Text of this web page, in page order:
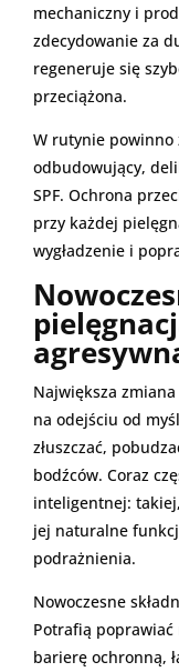
mechaniczny i
zdecydowanie za
regeneruje się
przeciążona.
W rutynie powinno
odbudowujący,
SPF. Ochrona
przy każdej
wygładzenie i
Największa
na odejściu od
złuszczać,
bodźców. Coraz
inteligentnej:
jej naturalne
podrażnienia.
Nowoczesne
Potrafią poprawiać
barierę ochronną,